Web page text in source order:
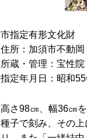
市指定有形文化財
住所：加須市不動岡
所蔵・管理：宝性院
指定年月日：昭和55
高さ98㎝、幅36㎝
種子で刻み、その